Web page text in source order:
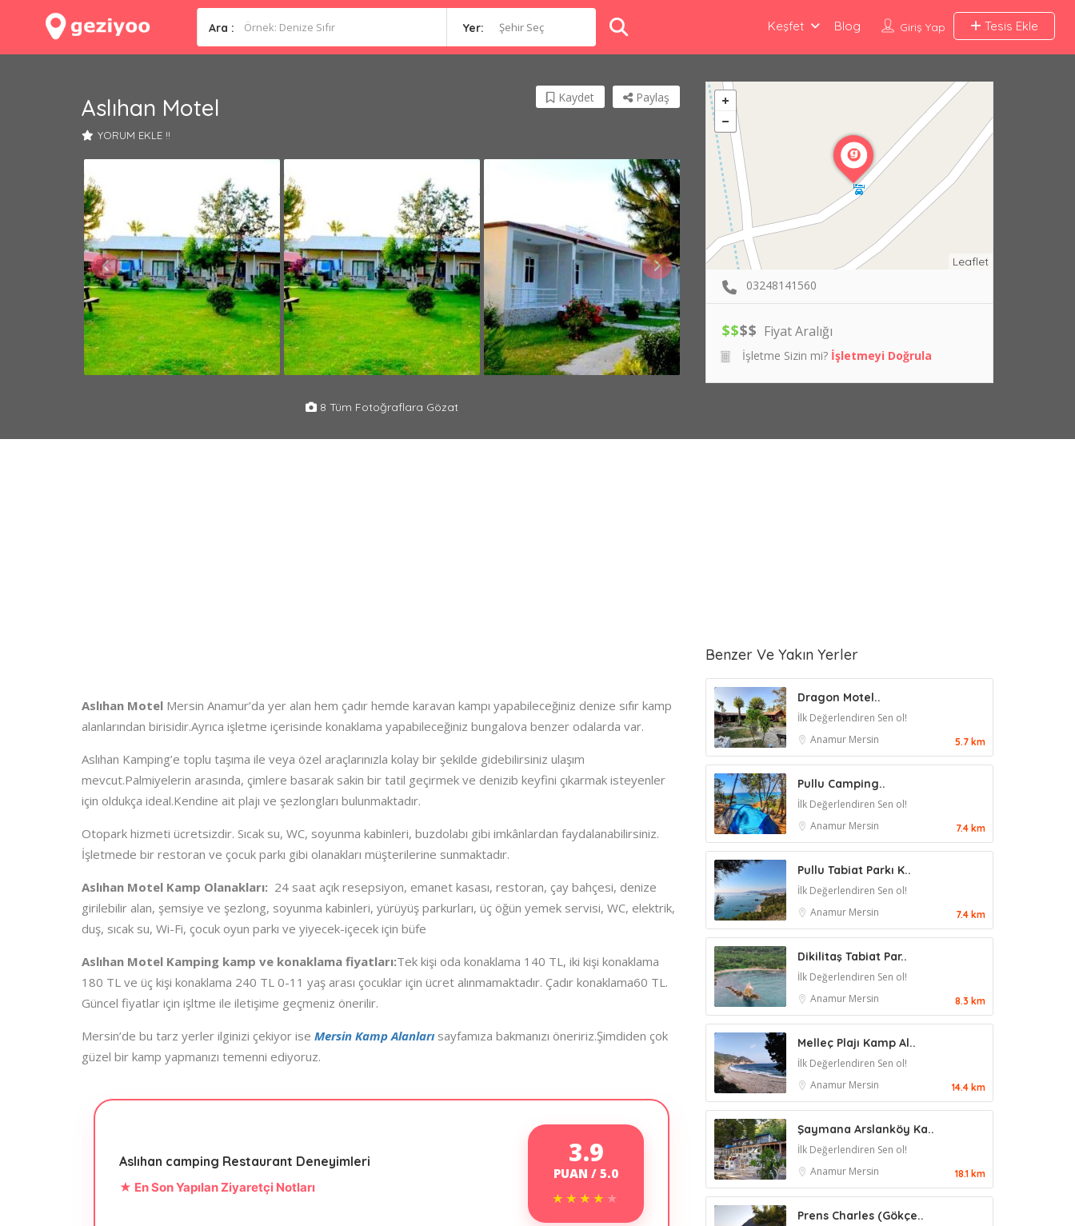
Ara : Yer: Şehir Seç Giriş Yap Tesis Ekle
Keşfet Blog
Aslıhan Motel
YORUM EKLE !!
Paylaş
Kaydet
8 Tüm Fotoğraflara Gözat
Aslıhan Motel Mersin Anamur’da yer alan hem çadır hemde karavan kampı yapabileceğiniz denize sıfır kamp
alanlarından birisidir.Ayrıca işletme içerisinde konaklama yapabileceğiniz bungalova benzer odalarda var.
Aslıhan Kamping’e toplu taşıma ile veya özel araçlarınızla kolay bir şekilde gidebilirsiniz ulaşım
mevcut.Palmiyelerin arasında, çimlere basarak sakin bir tatil geçirmek ve denizib keyfini çıkarmak isteyenler
için oldukça ideal.Kendine ait plajı ve şezlongları bulunmaktadır.
Otopark hizmeti ücretsizdir. Sıcak su, WC, soyunma kabinleri, buzdolabı gibi imkânlardan faydalanabilirsiniz.
İşletmede bir restoran ve çocuk parkı gibi olanakları müşterilerine sunmaktadır.
Aslıhan Motel Kamp Olanakları: 24 saat açık resepsiyon, emanet kasası, restoran, çay bahçesi, denize
girilebilir alan, şemsiye ve şezlong, soyunma kabinleri, yürüyüş parkurları, üç öğün yemek servisi, WC, elektrik,
duş, sıcak su, Wi-Fi, çocuk oyun parkı ve yiyecek-içecek için büfe
Aslıhan Motel Kamping kamp ve konaklama fiyatları:Tek kişi oda konaklama 140 TL, iki kişi konaklama
180 TL ve üç kişi konaklama 240 TL 0-11 yaş arası çocuklar için ücret alınmamaktadır. Çadır konaklama60 TL.
Güncel fiyatlar için işltme ile iletişime geçmeniz önerilir.
Mersin’de bu tarz yerler ilginizi çekiyor ise Mersin Kamp Alanları sayfamıza bakmanızı öneririz.Şimdiden çok
güzel bir kamp yapmanızı temenni ediyoruz.
Aslıhan camping Restaurant Deneyimleri
★ En Son Yapılan Ziyaretçi Notları
3.9
PUAN / 5.0
★★★★★
★★★★★
Leaflet
03248141560
$$$$ Fiyat Aralığı
İşletme Sizin mi? İşletmeyi Doğrula
Benzer Ve Yakın Yerler
Dragon Motel..
İlk Değerlendiren Sen ol!
Anamur Mersin 5.7 km
Pullu Camping..
İlk Değerlendiren Sen ol!
Anamur Mersin 7.4 km
Pullu Tabiat Parkı K..
İlk Değerlendiren Sen ol!
Anamur Mersin 7.4 km
Dikilitaş Tabiat Par..
İlk Değerlendiren Sen ol!
Anamur Mersin 8.3 km
Melleç Plajı Kamp Al..
İlk Değerlendiren Sen ol!
Anamur Mersin 14.4 km
Şaymana Arslanköy Ka..
İlk Değerlendiren Sen ol!
Anamur Mersin 18.1 km
Prens Charles (Gökçe..